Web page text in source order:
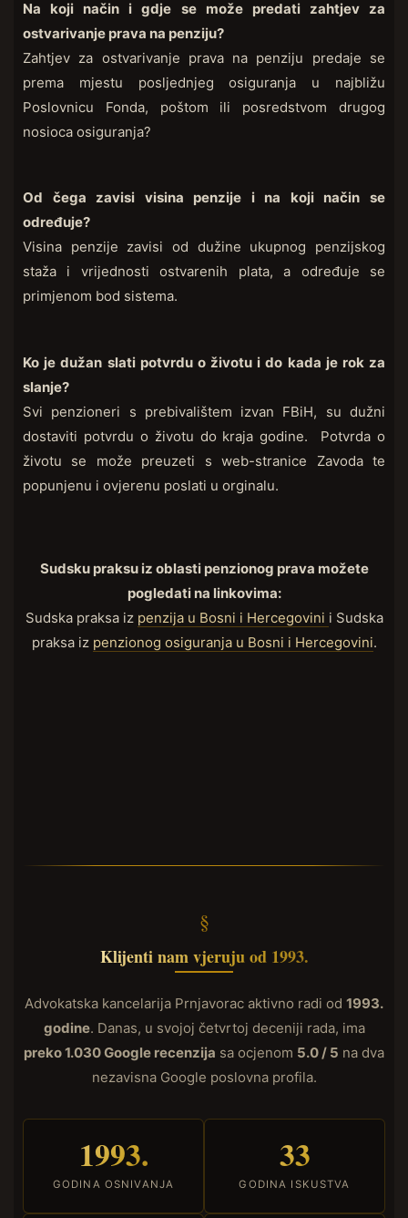
Na koji način i gdje se može predati zahtjev za
ostvarivanje prava na penziju?
Zahtjev za ostvarivanje prava na penziju predaje se
prema mjestu posljednjeg osiguranja u najbližu
Poslovnicu Fonda, poštom ili posredstvom drugog
nosioca osiguranja?
Od čega zavisi visina penzije i na koji način se
određuje?
Visina penzije zavisi od dužine ukupnog penzijskog
staža i vrijednosti ostvarenih plata, a određuje se
primjenom bod sistema.
Ko je dužan slati potvrdu o životu i do kada je rok za
slanje?
Svi penzioneri s prebivalištem izvan FBiH, su dužni
dostaviti potvrdu o životu do kraja godine. Potvrda o
životu se može preuzeti s web-stranice Zavoda te
popunjenu i ovjerenu poslati u orginalu.
Sudsku praksu iz oblasti penzionog prava možete
pogledati na linkovima:
Sudska praksa iz penzija u Bosni i Hercegovini i Sudska
praksa iz penzionog osiguranja u Bosni i Hercegovini.
Klijenti nam vjeruju od 1993.
Advokatska kancelarija Prnjavorac aktivno radi od 1993.
godine. Danas, u svojoj četvrtoj deceniji rada, ima
preko 1.030 Google recenzija sa ocjenom 5.0 / 5 na dva
nezavisna Google poslovna profila.
1993.
GODINA OSNIVANJA
33
GODINA ISKUSTVA